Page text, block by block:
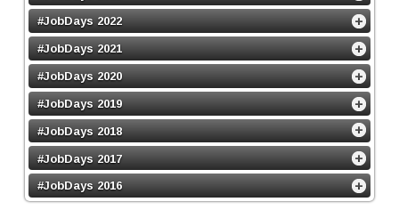
#JobDays 2022
#JobDays 2021
#JobDays 2020
#JobDays 2019
#JobDays 2018
#JobDays 2017
#JobDays 2016